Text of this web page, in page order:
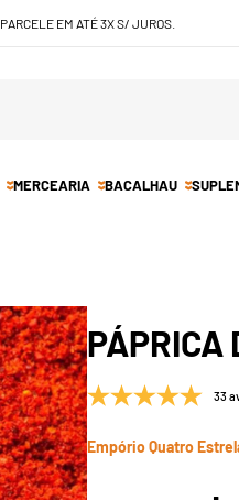
PARCELE EM ATÉ 3X S/ JUROS.
MERCEARIA BACALHAU
PÁPRICA
33
Empório Quatro